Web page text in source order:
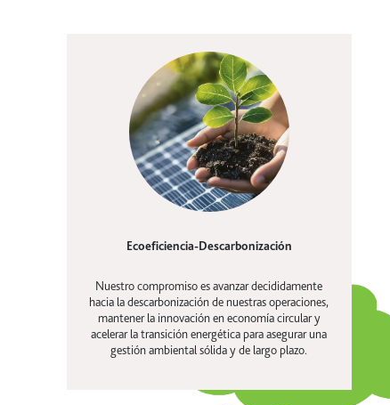
Descarbonización
Ecoeficiencia-Descarbonización
Nuestro compromiso es avanzar decididamente
hacia la descarbonización de nuestras operaciones,
mantener la innovación en economía circular y
acelerar la transición energética para asegurar una
gestión ambiental sólida y de largo plazo.